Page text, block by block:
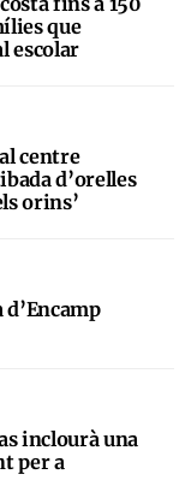
que
escolar
centre
d’orelles
orins’
inclourà una
per a